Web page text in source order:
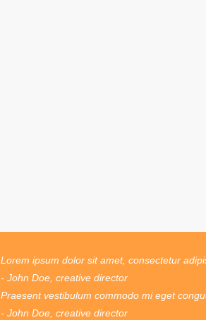
Lorem ipsum dolor sit amet, consectetur
- John Doe, creative director
Praesent vestibulum commodo mi eget
- John Doe, creative director